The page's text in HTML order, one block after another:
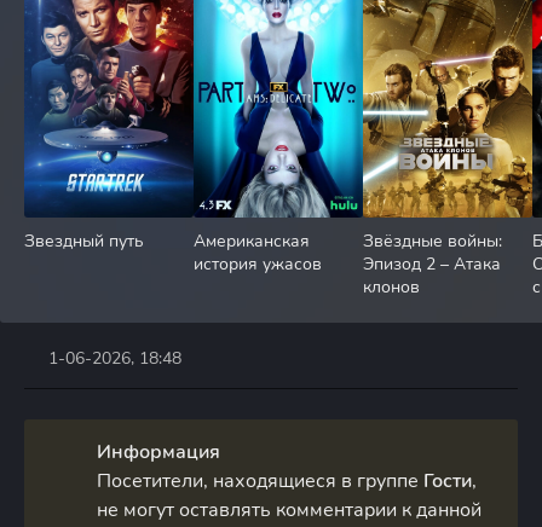
Звездный путь
Американская
история ужасов
Звёздные войны:
Эпизод 2 – Атака
клонов
1-06-2026, 18:48
Информация
Посетители, находящиеся в группе Гости,
не могут оставлять комментарии к данной